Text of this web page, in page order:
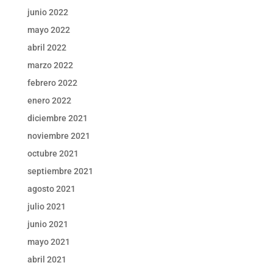
junio 2022
mayo 2022
abril 2022
marzo 2022
febrero 2022
enero 2022
diciembre 2021
noviembre 2021
octubre 2021
septiembre 2021
agosto 2021
julio 2021
junio 2021
mayo 2021
abril 2021